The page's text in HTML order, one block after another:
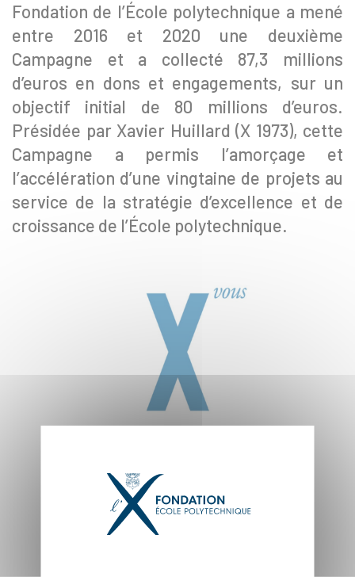
Fondation de l’École polytechnique a mené
entre 2016 et 2020 une deuxième
Campagne et a collecté 87,3 millions
d’euros en dons et engagements, sur un
objectif initial de 80 millions d’euros.
Présidée par Xavier Huillard (X 1973), cette
Campagne a permis l’amorçage et
l’accélération d’une vingtaine de projets au
service de la stratégie d’excellence et de
croissance de l’École polytechnique.